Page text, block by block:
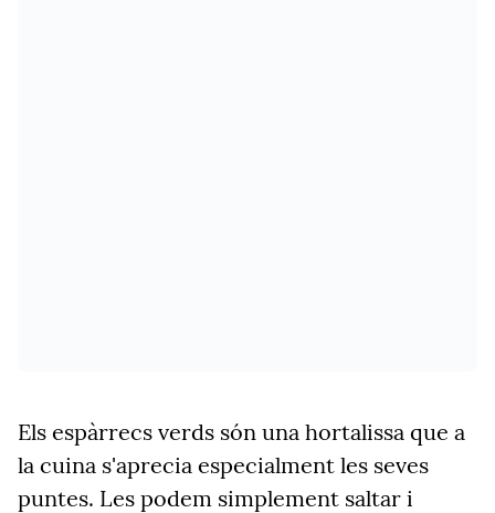
Els espàrrecs verds són una hortalissa que a
la cuina s'aprecia especialment les seves
puntes. Les podem simplement saltar i